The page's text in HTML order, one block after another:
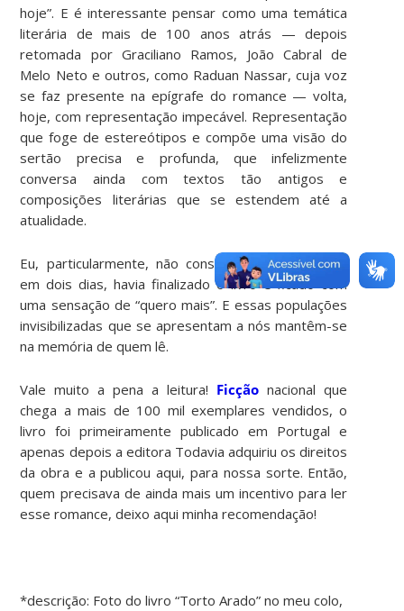
hoje”. E é interessante pensar como uma temática
literária de mais de 100 anos atrás — depois
retomada por Graciliano Ramos, João Cabral de
Melo Neto e outros, como Raduan Nassar, cuja voz
se faz presente na epígrafe do romance — volta,
hoje, com representação impecável. Representação
que foge de estereótipos e compõe uma visão do
sertão precisa e profunda, que infelizmente
conversa ainda com textos tão antigos e
composições literárias que se estendem até a
atualidade.
Eu, particularmente, não consegui largar a leitura:
em dois dias, havia finalizado o livro e ficado com
uma sensação de “quero mais”. E essas populações
invisibilizadas que se apresentam a nós mantêm-se
na memória de quem lê.
Vale muito a pena a leitura! Ficção nacional que
chega a mais de 100 mil exemplares vendidos, o
livro foi primeiramente publicado em Portugal e
apenas depois a editora Todavia adquiriu os direitos
da obra e a publicou aqui, para nossa sorte. Então,
quem precisava de ainda mais um incentivo para ler
esse romance, deixo aqui minha recomendação!
*descrição: Foto do livro “Torto Arado” no meu colo,